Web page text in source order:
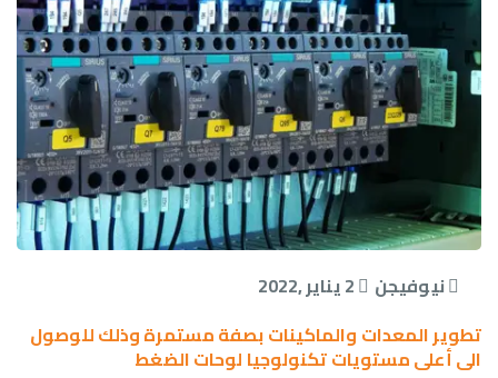
نيوفيجن
تطوير المعدات والماكينات بصفة مستمرة وذلك للوصول
الى أعلى مستويات تكنولوجيا لوحات الضغط